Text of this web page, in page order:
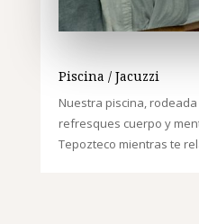
Piscina / Jacuzzi
Nuestra piscina,
refresques cuerpo y
Tepozteco mientras te